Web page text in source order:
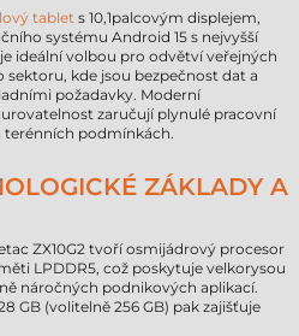
tablets 10,1palcovým displejem,
systému Android 15 s nejvyšší
ideální volbou pro odvětví veřejných
kde jsou bezpečnost dat a
požadavky. Moderní
zaručují plynulé pracovní
terénních podmínkách.
ZÁKLADY A
ZX10G2 tvoří osmijádrový procesor
LPDDR5, což poskytuje velkorysou
náročných podnikových aplikací.
GB (volitelně 256 GB) pak zajišťuje